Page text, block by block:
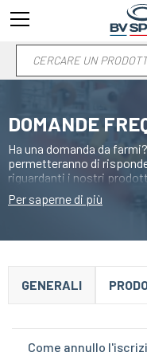
DOMANDE
Ha una domanda da
permetteranno di
riguardanti i nostri
pagamento, la vostra
Per saperne di più
GENERALI
Come annullo